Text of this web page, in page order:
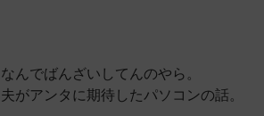
なんでばんざいしてんのやら。
夫がアンタに期待したパソコンの話。